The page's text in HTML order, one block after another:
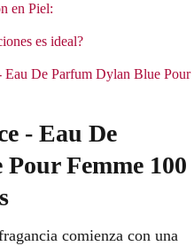
en Piel:
es ideal?
Eau De Parfum Dylan Blue Pour
- Eau De
Femme 100
comienza con una